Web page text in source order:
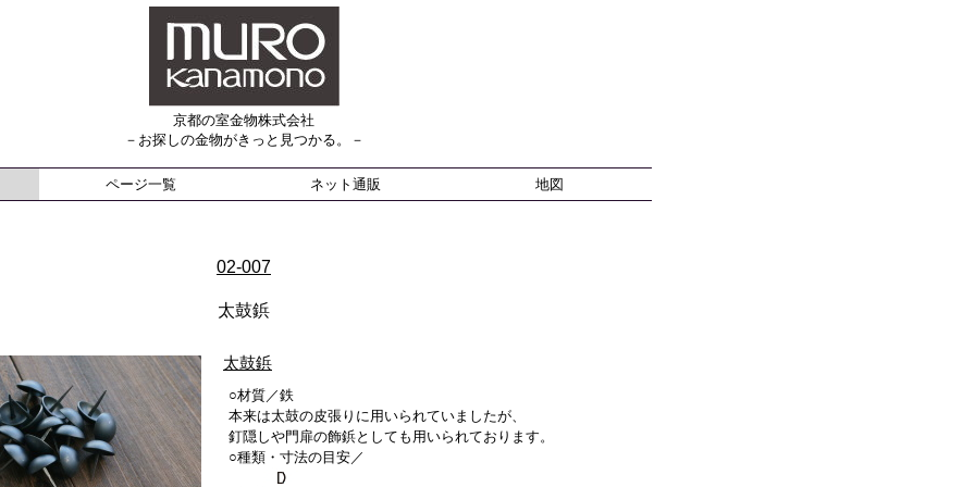
京都の室金物株式会社
－お探しの金物がきっと見つかる。－
ページ一覧 ネット通販 地図
02-007
太鼓鋲
太鼓鋲
○材質／鉄
本来は太鼓の皮張りに用いられていましたが、
釘隠しや門扉の飾鋲としても用いられております。
○種類・寸法の目安／